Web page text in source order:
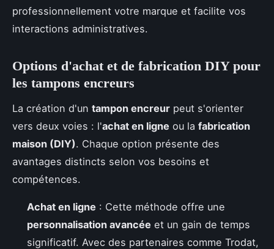
professionnellement votre marque et facilite vos
interactions administratives.
Options d'achat et de fabrication DIY pour
les tampons encreurs
La création d'un tampon encreur peut s'orienter
vers deux voies : l'achat en ligne ou la fabrication
maison (DIY). Chaque option présente des
avantages distincts selon vos besoins et
compétences.
Achat en ligne : Cette méthode offre une
personnalisation avancée et un gain de temps
significatif. Avec des partenaires comme Trodat,